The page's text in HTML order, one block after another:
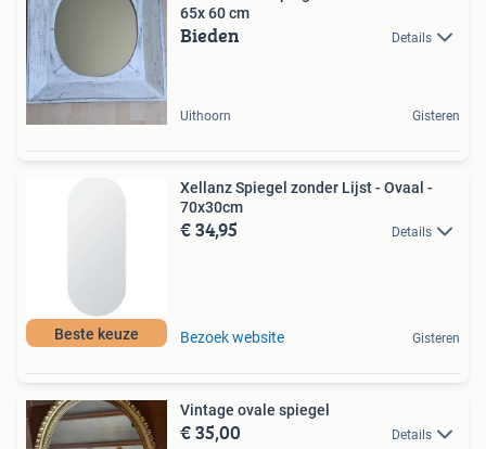
65x 60 cm
Bieden Details
Uithoorn Gisteren
Beste keuze
Xellanz Spiegel zonder Lijst - Ovaal -
70x30cm
€ 34,95 Details
Bezoek website Gisteren
Vintage ovale spiegel
€ 35,00 Details